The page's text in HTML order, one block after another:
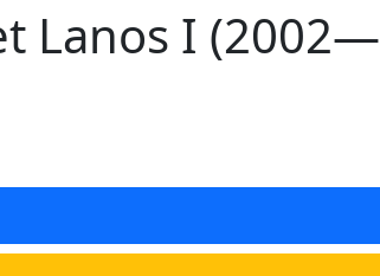
Lanos I (2002—